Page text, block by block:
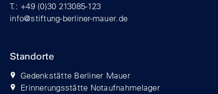
T.: +49 (0)30 213085-123
info@stiftung-berliner-mauer.de
Standorte
Gedenkstätte Berliner Mauer
Erinnerungsstätte Notaufnahmelager